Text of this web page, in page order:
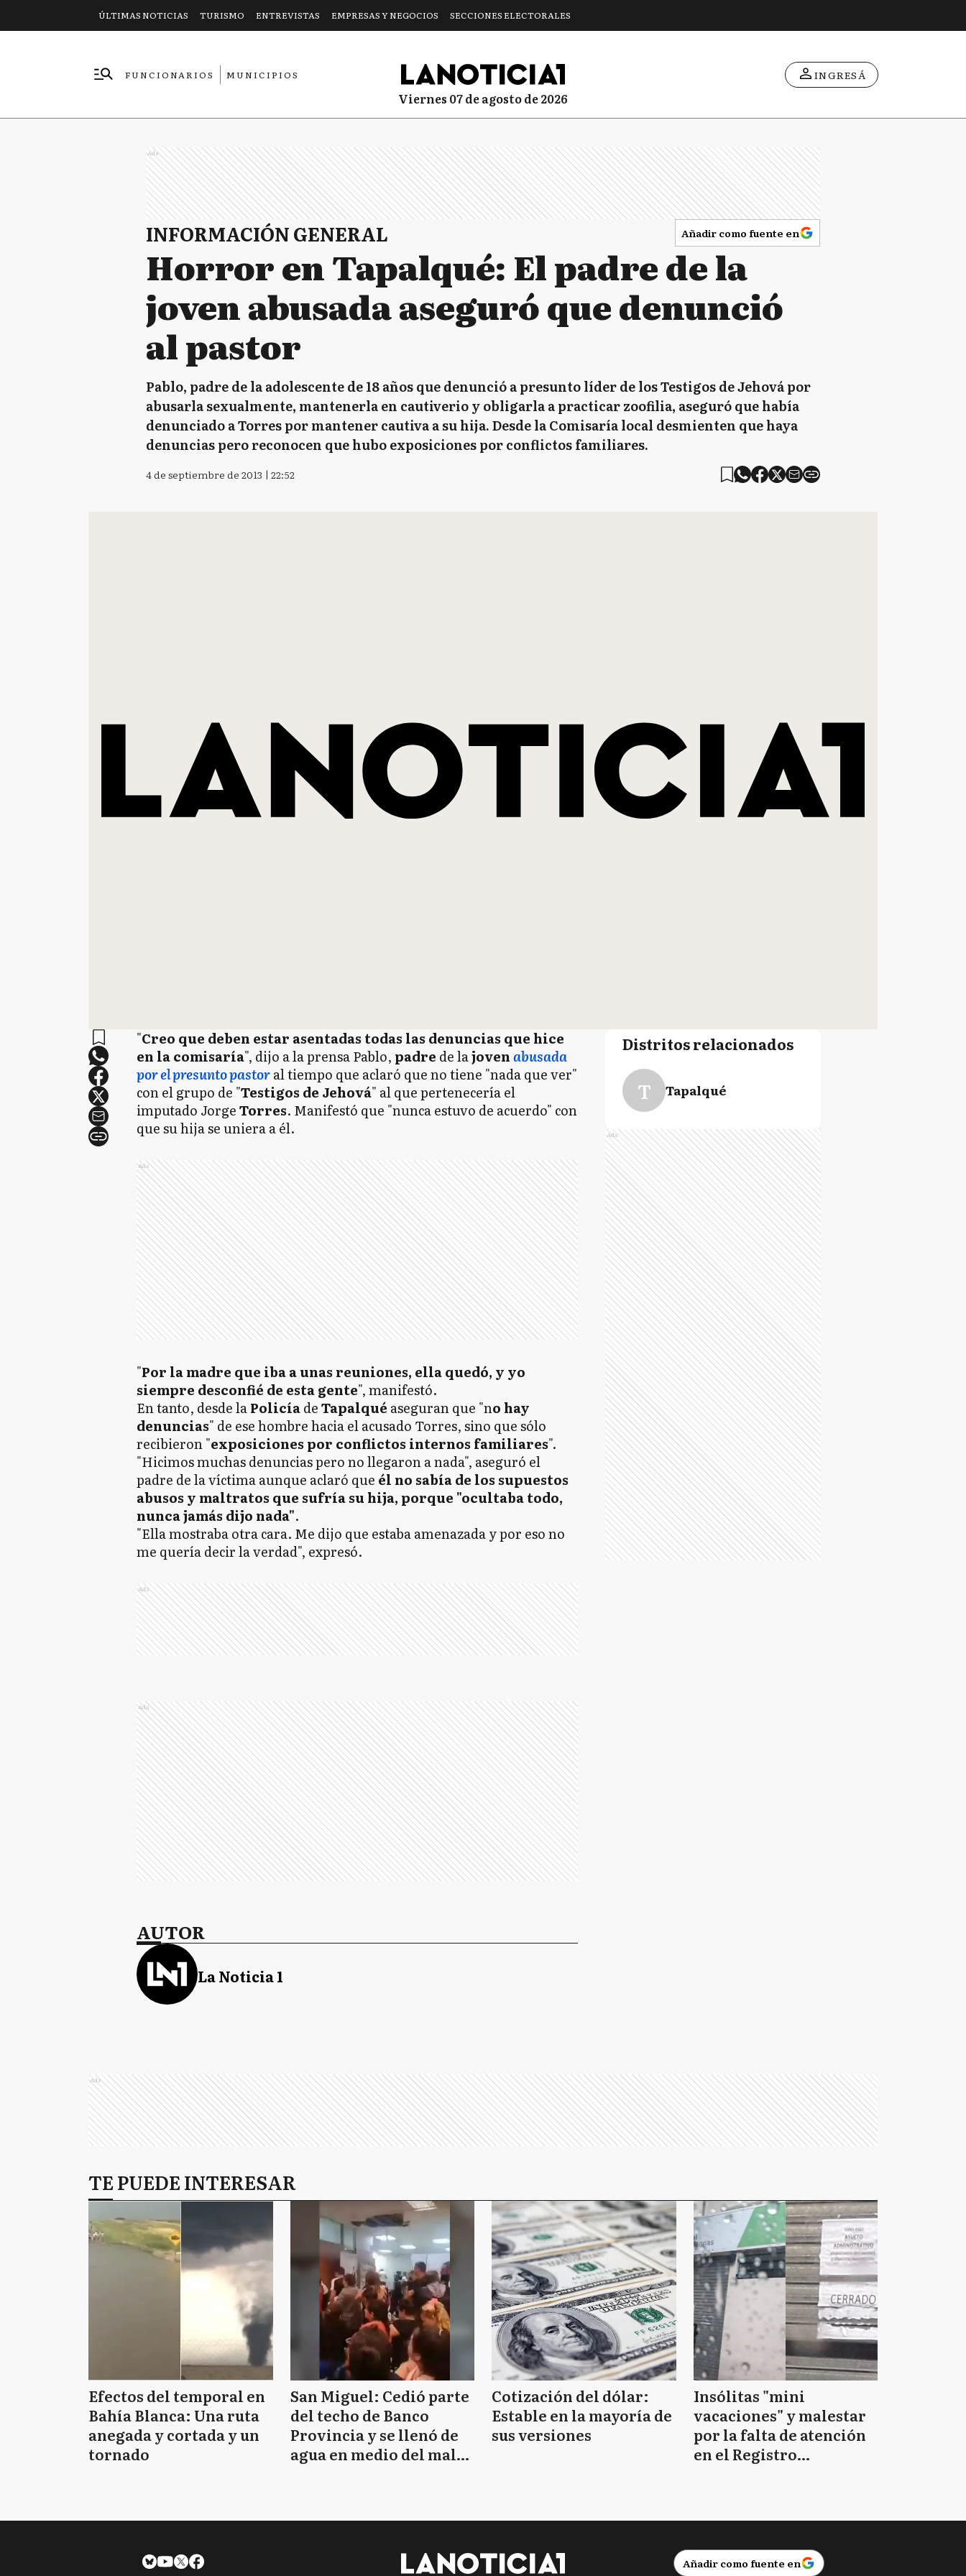
ÚLTIMAS NOTICIAS TURISMO ENTREVISTAS EMPRESAS Y NEGOCIOS SECCIONES ELECTORALES
FUNCIONARIOS
MUNICIPIOS
viernes 07 de agosto de 2026
INGRESÁ
Ads
INFORMACIÓN GENERAL Añadir como fuente en
Horror en Tapalqué: El padre de la
joven abusada aseguró que denunció
al pastor
Pablo, padre de la adolescente de 18 años que denunció a presunto líder de los Testigos de Jehová por
abusarla sexualmente, mantenerla en cautiverio y obligarla a practicar zoofilia, aseguró que había
denunciado a Torres por mantener cautiva a su hija. Desde la Comisaría local desmienten que haya
denuncias pero reconocen que hubo exposiciones por conflictos familiares.
4 de septiembre de 2013 | 22:52
"Creo que deben estar asentadas todas las denuncias que hice
en la comisaría", dijo a la prensa Pablo, padre de lajovenabusada
por el presunto pastoral tiempo que aclaró que no tiene "nada que ver"
con el grupo de "Testigos de Jehová" al que pertenecería el
imputado JorgeTorres. Manifestó que "nunca estuvo de acuerdo" con
que su hija se uniera a él.
Ads
"Por la madre que iba a unas reuniones, ella quedó, y yo
siempre desconfié de esta gente", manifestó.
En tanto, desde laPolicíadeTapalqué aseguran que "no hay
denuncias" de ese hombre hacia el acusado Torres, sino que sólo
recibieron "exposiciones por conflictos internos familiares".
"Hicimos muchas denuncias pero no llegaron a nada", aseguró el
padre de la víctima aunque aclaró que él no sabía de los supuestos
abusos y maltratos que sufría su hija, porque "ocultaba todo,
nunca jamás dijo nada".
"Ella mostraba otra cara. Me dijo que estaba amenazada y por eso no
me quería decir la verdad", expresó.
Ads
Ads
AUTOR
La Noticia 1
Distritos relacionados
T Tapalqué
Ads
Ads
TE PUEDE INTERESAR
Efectos del temporal en
Bahía Blanca: Una ruta
anegada y cortada y un
tornado
San Miguel: Cedió parte
del techo de Banco
Provincia y se llenó de
agua en medio del mal
Cotización del dólar:
Estable en la mayoría de
sus versiones
Insólitas "mini
vacaciones" y malestar
por la falta de atención
en el Registro
Añadir como fuente en